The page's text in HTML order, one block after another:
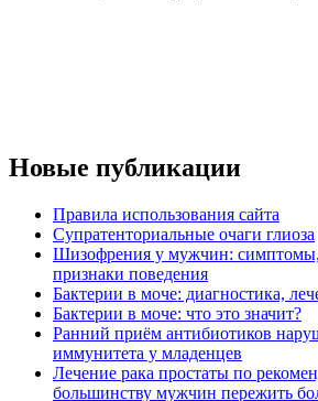
Новые публикации
Правила использования сайта
Супратенториальные очаги глиоза
Шизофрения у мужчин: симптомы,
признаки поведения
Бактерии в моче: диагностика,
Бактерии в моче: что это значит?
Ранний приём антибиотиков
иммунитета у младенцев
Лечение рака простаты по
большинству мужчин пережить